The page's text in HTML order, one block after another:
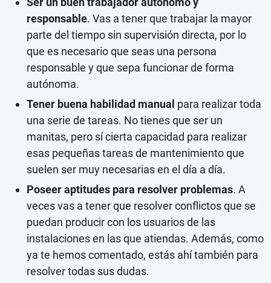
responsable. Vas a tener que trabajar la mayor
parte del tiempo sin supervisión directa, por lo
que es necesario que seas una persona
responsable y que sepa funcionar de forma
autónoma.
Tener buena habilidad manual para realizar toda
una serie de tareas. No tienes que ser un
manitas, pero sí cierta capacidad para realizar
esas pequeñas tareas de mantenimiento que
suelen ser muy necesarias en el día a día.
Poseer aptitudes para resolver problemas. A
veces vas a tener que resolver conflictos que se
puedan producir con los usuarios de las
instalaciones en las que atiendas. Además, como
ya te hemos comentado, estás ahí también para
resolver todas sus dudas.